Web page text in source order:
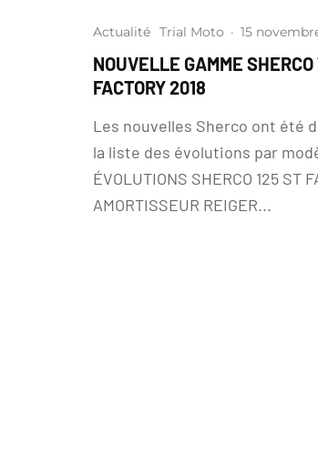
Actualité Trial Moto · 15
NOUVELLE GAMME
FACTORY 2018
Les nouvelles Sherco ont été
la liste des évolutions par
ÉVOLUTIONS SHERCO 125 ST
AMORTISSEUR REIGER...